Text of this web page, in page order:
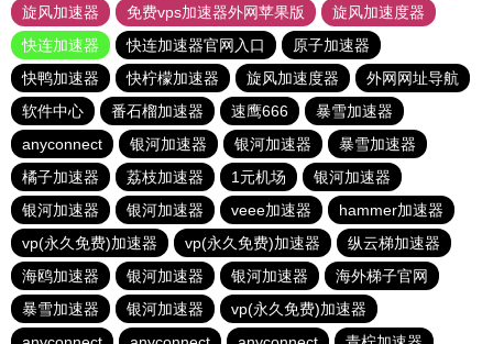
旋风加速器
免费vps加速器外网苹果版
旋风加速度器
快连加速器
快连加速器官网入口
原子加速器
快鸭加速器
快柠檬加速器 旋风加速度器
外网网址导航
软件中心
番石榴加速器 速鹰666
暴雪加速器
anyconnect
银河加速器 银河加速器
暴雪加速器
橘子加速器
荔枝加速器 1元机场
银河加速器
银河加速器
银河加速器 veee加速器
hammer加速器
vp(永久免费)加速器
vp(永久免费)加速器
纵云梯加速器
海鸥加速器
银河加速器 银河加速器
海外梯子官网
暴雪加速器
银河加速器
vp(永久免费)加速器